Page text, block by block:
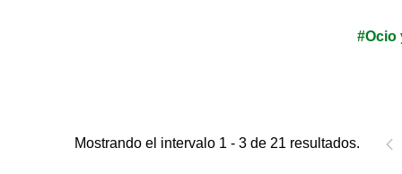
#Ocio
Mostrando el intervalo 1 - 3 de 21 resultados.